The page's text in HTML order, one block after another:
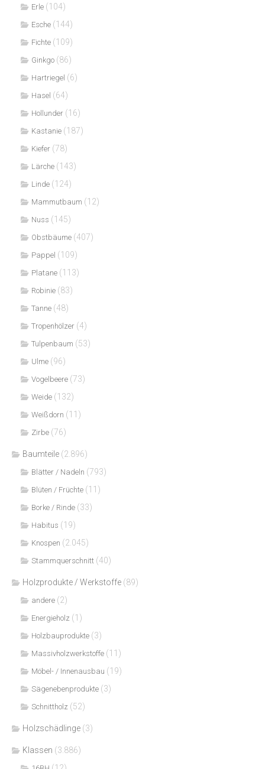
Erle (104)
Esche (144)
Fichte (109)
Ginkgo (86)
Hartriegel (6)
Hasel (64)
Hollunder (16)
Kastanie (187)
Kiefer (78)
Lärche (143)
Linde (124)
Mammutbaum (12)
Nuss (145)
Obstbäume (407)
Pappel (109)
Platane (113)
Robinie (83)
Tanne (48)
Tropenhölzer (4)
Tulpenbaum (53)
Ulme (96)
Vogelbeere (73)
Weide (132)
Weißdorn (11)
Zirbe (76)
Baumteile (2.896)
Blätter / Nadeln (793)
Blüten / Früchte (11)
Borke / Rinde (33)
Habitus (19)
Knospen (2.045)
Stammquerschnitt (40)
Holzprodukte / Werkstoffe (89)
andere (2)
Energieholz (1)
Holzbauprodukte (3)
Massivholzwerkstoffe (11)
Möbel- / Innenausbau (19)
Sägenebenprodukte (3)
Schnittholz (52)
Holzschädlinge (3)
Klassen (3.886)